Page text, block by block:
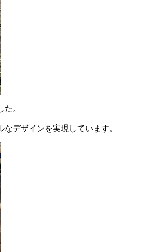
。
デザインを実現しています。